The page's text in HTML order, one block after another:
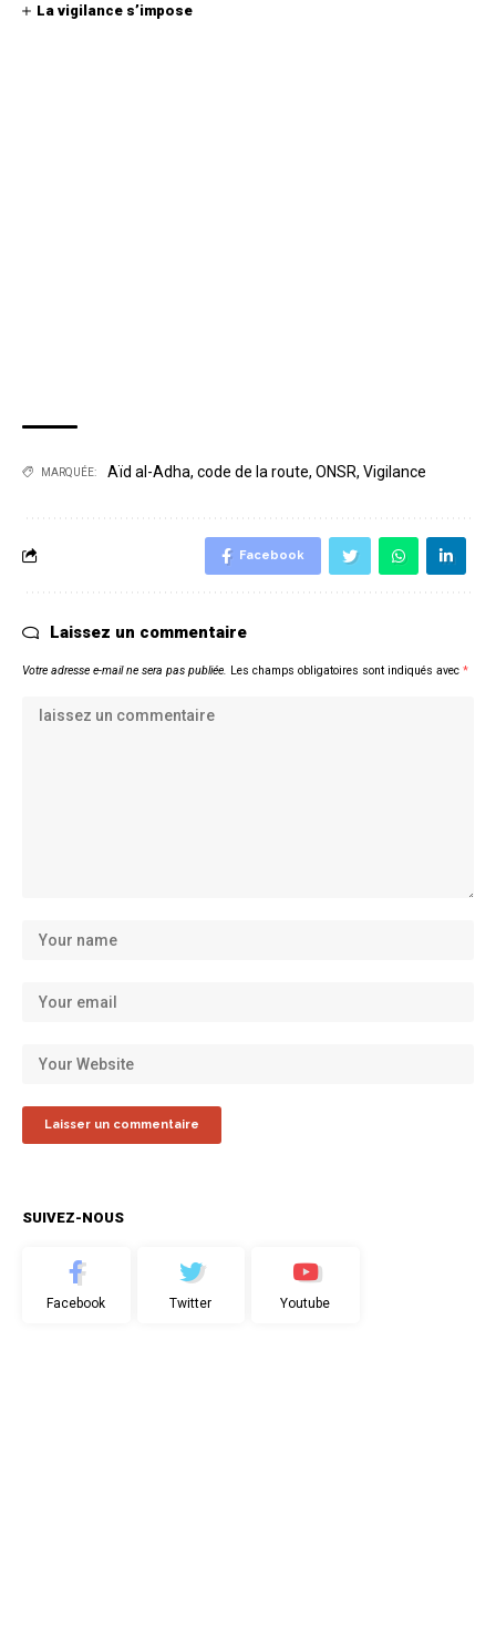
La vigilance s’impose
MARQUÉE: Aïd al-Adha, code de la route, ONSR, Vigilance
Facebook
Laissez un commentaire
Votre adresse e-mail ne sera pas publiée. Les champs obligatoires sont indiqués avec *
SUIVEZ-NOUS
Facebook Twitter Youtube